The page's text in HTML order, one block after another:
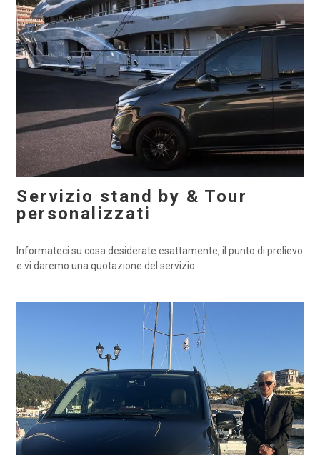
Servizio stand by & Tour
personalizzati
Informateci su cosa desiderate esattamente, il punto di prelievo
e vi daremo una quotazione del servizio.